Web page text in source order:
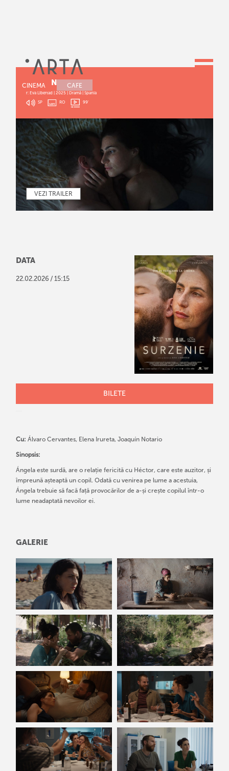
CINEMA CAFE
SURZENIE
r: Eva Libertad | 2025 | Dramă | Spania
SP
RO 99'
VEZI TRAILER
DATA
22.02.2026 / 15:15
BILETE
Cu: Álvaro Cervantes, Elena Irureta, Joaquín Notario
Sinopsis:
Ángela este surdă, are o relație fericită cu Héctor, care este auzitor, și
împreună așteaptă un copil. Odată cu venirea pe lume a acestuia,
Ángela trebuie să facă față provocărilor de a-și crește copilul într-o
lume neadaptată nevoilor ei.
GALERIE